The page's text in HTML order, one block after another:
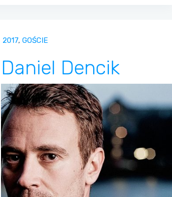
2017,GOŚCIE
Daniel Dencik